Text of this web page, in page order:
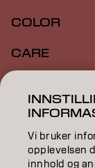
COLOR
CARE
STYLING
Vi bruker
opplevelsen
innhold og